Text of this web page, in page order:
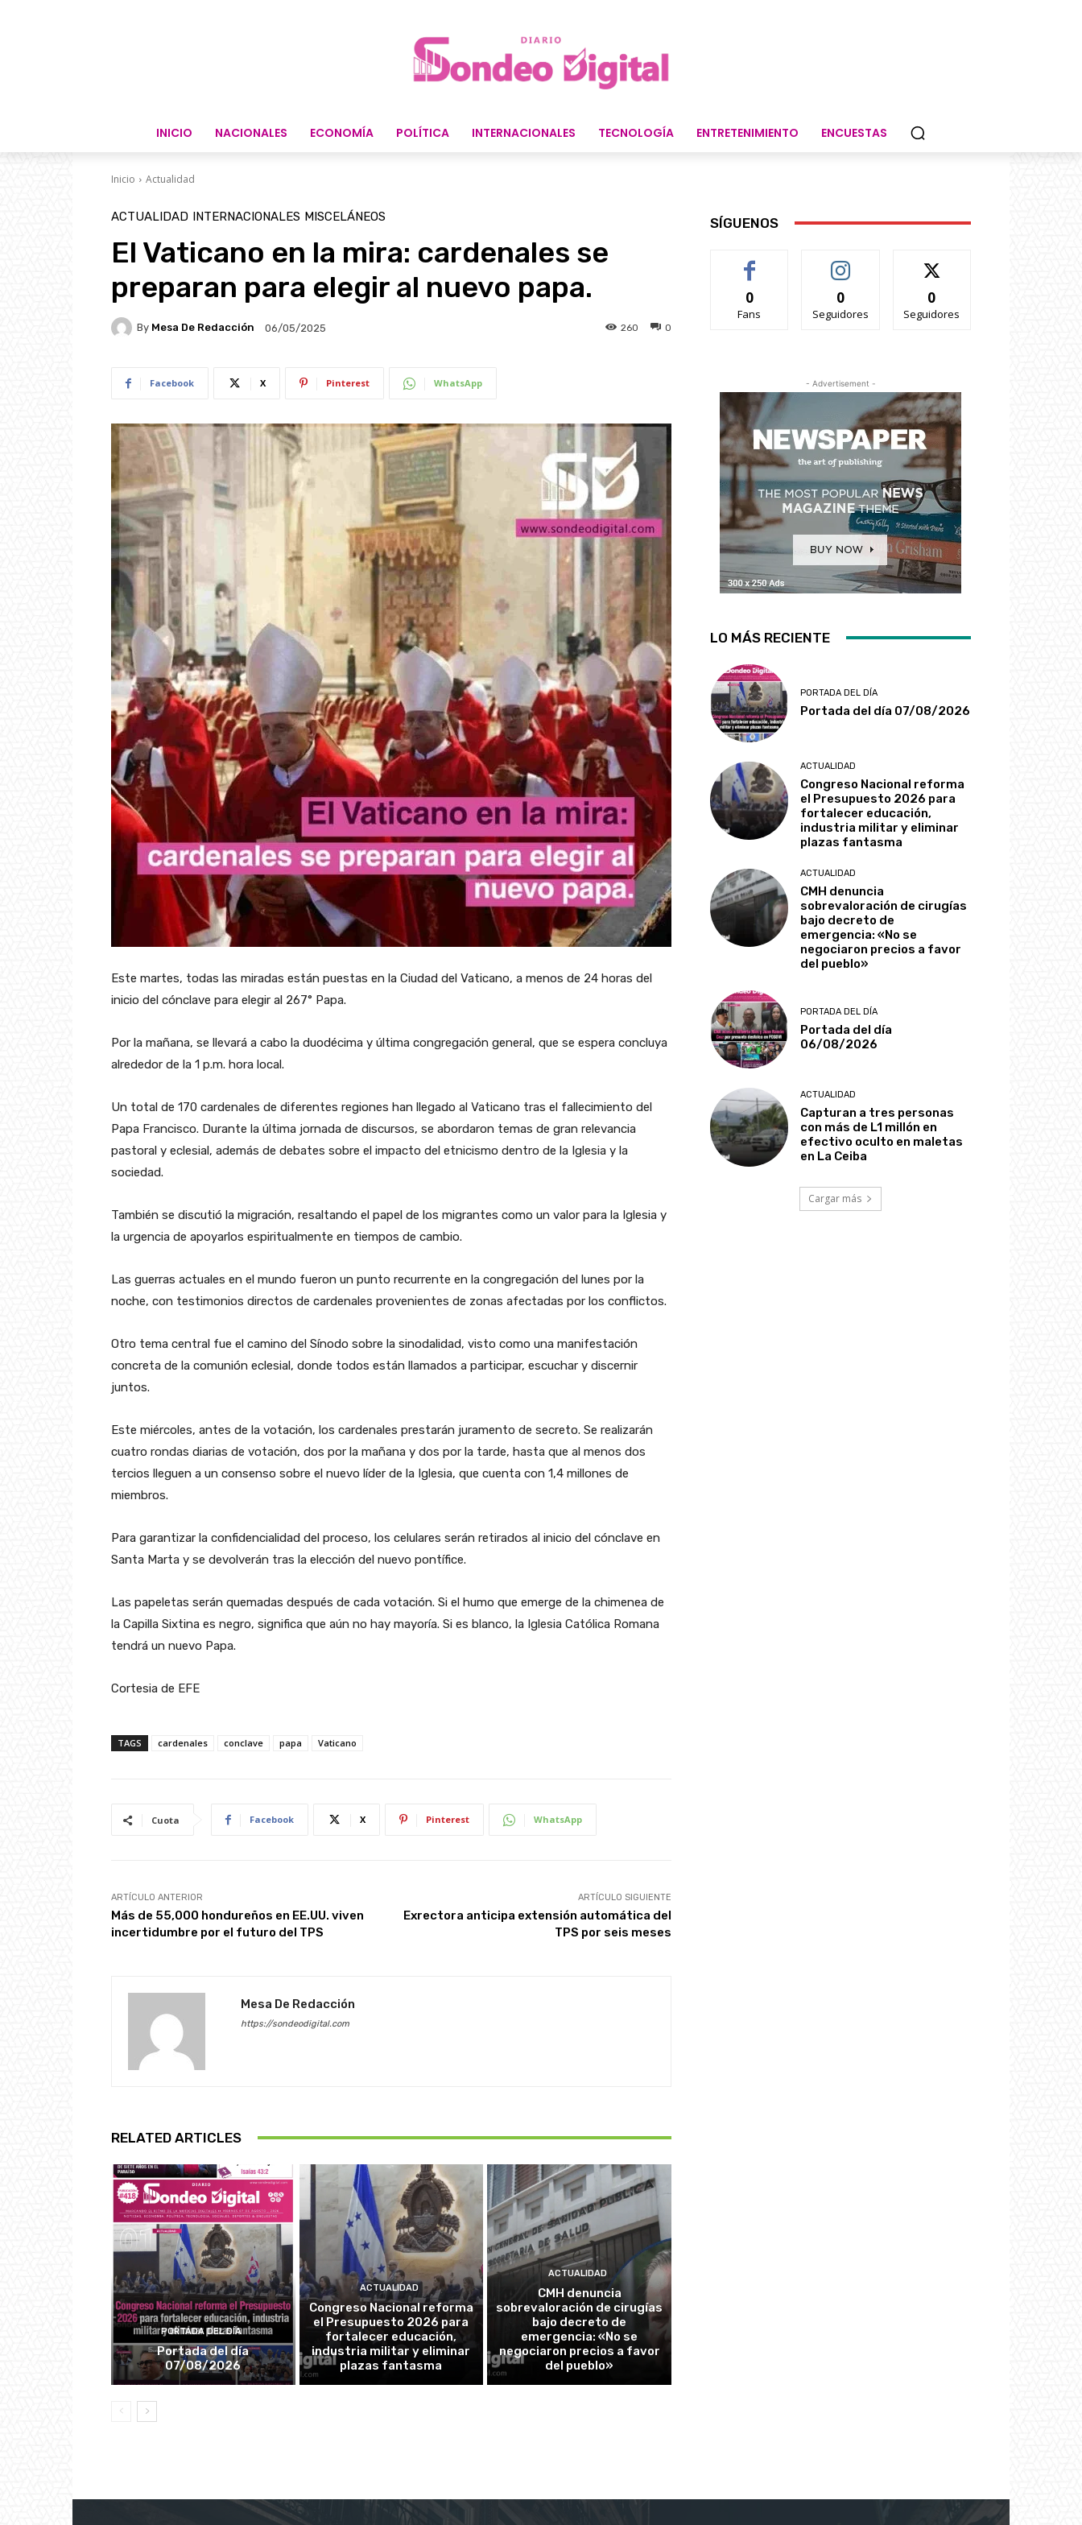
INICIO NACIONALES ECONOMÍA POLÍTICA INTERNACIONALES TECNOLOGÍA ENTRETENIMIENTO ENCUESTAS
Inicio Actualidad
ACTUALIDAD INTERNACIONALES MISCELÁNEOS
El Vaticano en la mira: cardenales se
preparan para elegir al nuevo papa.
By Mesa De Redacción 06/05/2025 0
260
Facebook X Pinterest WhatsApp
Este martes, todas las miradas están puestas en la Ciudad del Vaticano, a menos de 24 horas del
inicio del cónclave para elegir al 267° Papa.
Por la mañana, se llevará a cabo la duodécima y última congregación general, que se espera concluya
alrededor de la 1 p.m. hora local.
Un total de 170 cardenales de diferentes regiones han llegado al Vaticano tras el fallecimiento del
Papa Francisco. Durante la última jornada de discursos, se abordaron temas de gran relevancia
pastoral y eclesial, además de debates sobre el impacto del etnicismo dentro de la Iglesia y la
sociedad.
También se discutió la migración, resaltando el papel de los migrantes como un valor para la Iglesia y
la urgencia de apoyarlos espiritualmente en tiempos de cambio.
Las guerras actuales en el mundo fueron un punto recurrente en la congregación del lunes por la
noche, con testimonios directos de cardenales provenientes de zonas afectadas por los conflictos.
Otro tema central fue el camino del Sínodo sobre la sinodalidad, visto como una manifestación
concreta de la comunión eclesial, donde todos están llamados a participar, escuchar y discernir
juntos.
Este miércoles, antes de la votación, los cardenales prestarán juramento de secreto. Se realizarán
cuatro rondas diarias de votación, dos por la mañana y dos por la tarde, hasta que al menos dos
tercios lleguen a un consenso sobre el nuevo líder de la Iglesia, que cuenta con 1,4 millones de
miembros.
Para garantizar la confidencialidad del proceso, los celulares serán retirados al inicio del cónclave en
Santa Marta y se devolverán tras la elección del nuevo pontífice.
Las papeletas serán quemadas después de cada votación. Si el humo que emerge de la chimenea de
la Capilla Sixtina es negro, significa que aún no hay mayoría. Si es blanco, la Iglesia Católica Romana
tendrá un nuevo Papa.
Cortesia de EFE
TAGS cardenales conclave papa Vaticano
Cuota Facebook X Pinterest WhatsApp
ARTÍCULO ANTERIOR
Más de 55,000 hondureños en EE.UU. viven
incertidumbre por el futuro del TPS
ARTÍCULO SIGUIENTE
Exrectora anticipa extensión automática del
TPS por seis meses
Mesa De Redacción
https://sondeodigital.com
RELATED ARTICLES
PORTADA DEL DÍA
Portada del día
07/08/2026
ACTUALIDAD
Congreso Nacional reforma
el Presupuesto 2026 para
fortalecer educación,
industria militar y eliminar
plazas fantasma
ACTUALIDAD
CMH denuncia
sobrevaloración de cirugías
bajo decreto de
emergencia: «No se
negociaron precios a favor
del pueblo»
SÍGUENOS
0
Fans
0
Seguidores
0
Seguidores
- Advertisement -
LO MÁS RECIENTE
PORTADA DEL DÍA
Portada del día 07/08/2026
ACTUALIDAD
Congreso Nacional reforma
el Presupuesto 2026 para
fortalecer educación,
industria militar y eliminar
plazas fantasma
ACTUALIDAD
CMH denuncia
sobrevaloración de cirugías
bajo decreto de
emergencia: «No se
negociaron precios a favor
del pueblo»
PORTADA DEL DÍA
Portada del día
06/08/2026
ACTUALIDAD
Capturan a tres personas
con más de L1 millón en
efectivo oculto en maletas
en La Ceiba
Cargar más